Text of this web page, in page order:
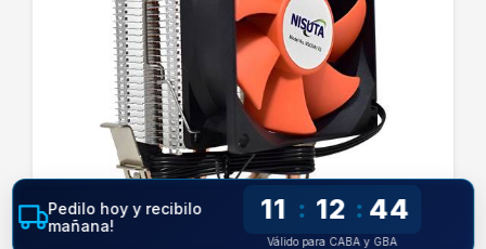
Pedilo hoy y recibilo
mañana!
11 : 12 : 43
Válido para CABA y GBA